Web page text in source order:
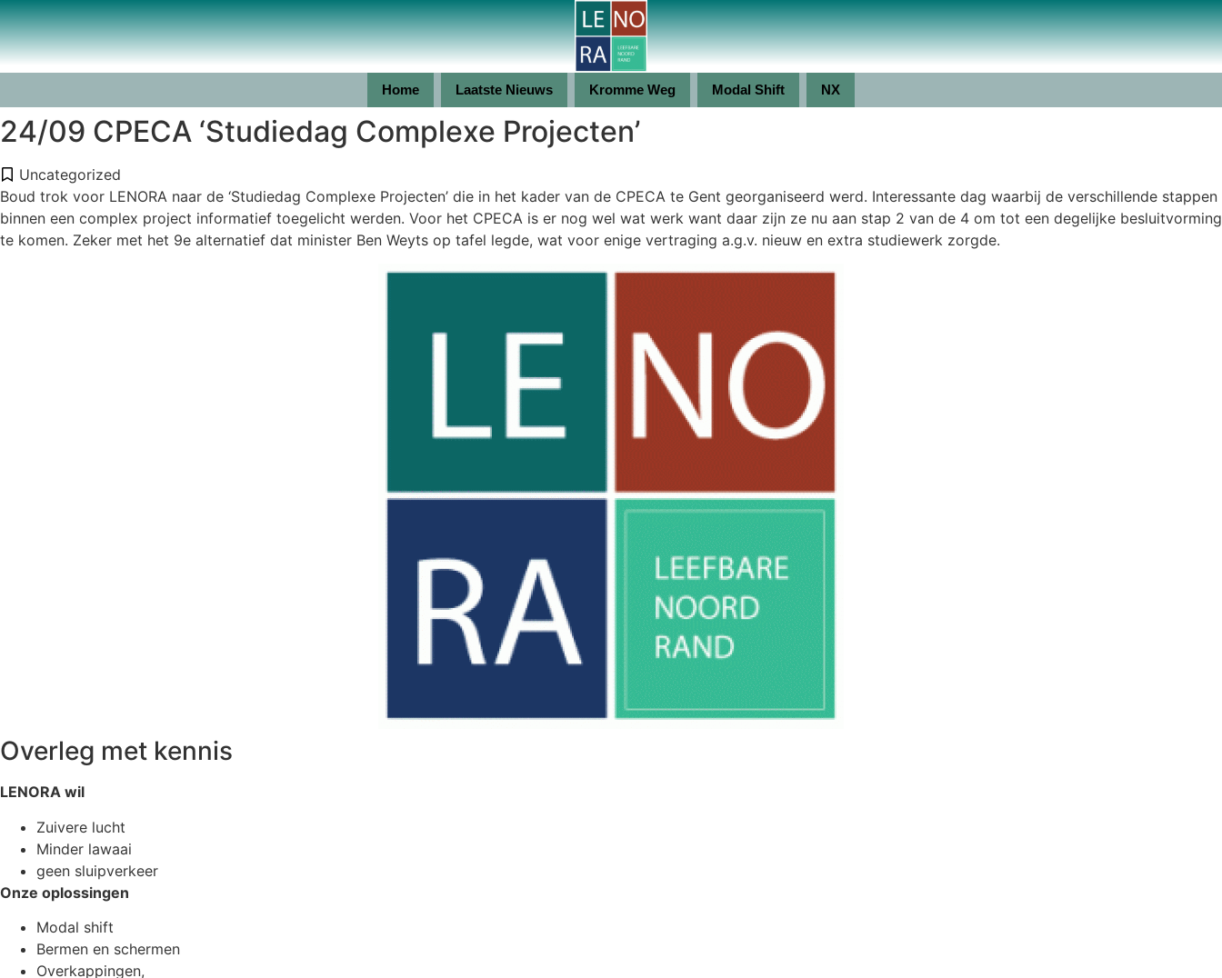
Home Laatste Nieuws Kromme Weg Modal Shift NX
24/09 CPECA ‘Studiedag Complexe Projecten’
Uncategorized
Boud trok voor LENORA naar de ‘Studiedag Complexe Projecten’ die in het kader van de CPECA te Gent georganiseerd werd. Interessante dag waarbij de verschillende stappen
binnen een complex project informatief toegelicht werden. Voor het CPECA is er nog wel wat werk want daar zijn ze nu aan stap 2 van de 4 om tot een degelijke besluitvorming
te komen. Zeker met het 9e alternatief dat minister Ben Weyts op tafel legde, wat voor enige vertraging a.g.v. nieuw en extra studiewerk zorgde.
Overleg met kennis
LENORA wil
Zuivere lucht
Minder lawaai
geen sluipverkeer
Onze oplossingen
Modal shift
Bermen en schermen
Overkappingen,